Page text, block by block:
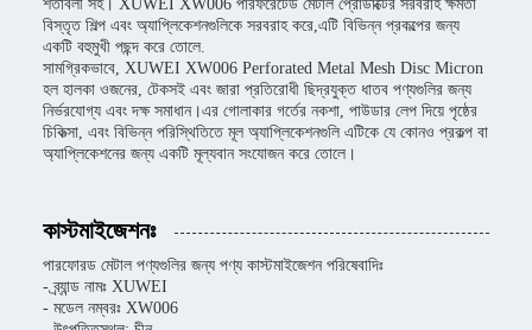
শর্তাবলী সহ। XUWEI XW006 পারফরেটেড মেটাল প্রোডাক্টের সরবরাহ ক্ষমতা
বিস্তৃত শিল্প এবং অ্যাপ্লিকেশনগুলিকে সরবরাহ করে,এটি বিভিন্ন প্রকল্পের জন্য
একটি বহুমুখী পছন্দ করে তোলে.
সামগ্রিকভাবে, XUWEI XW006 Perforated Metal Mesh Disc Micron
হল হালকা ওজনের, টেকসই এবং জারা প্রতিরোধী ছিদ্রযুক্ত ধাতব পণ্যগুলির জন্য
নির্ভরযোগ্য এবং দক্ষ সমাধান।এর গোলাকার গর্তের নকশা, পাউডার লেপ দিয়ে পৃষ্ঠের
চিকিত্সা, এবং বিভিন্ন পরিস্থিতিতে মূল অ্যাপ্লিকেশনগুলি এটিকে যে কোনও প্রকল্প বা
অ্যাপ্লিকেশনের জন্য একটি মূল্যবান সংযোজন করে তোলে।
কাস্টমাইজেশনঃ
পারফোরড মেটাল পণ্যগুলির জন্য পণ্য কাস্টমাইজেশন পরিষেবাদিঃ
- ব্র্যান্ড নামঃ XUWEI
- মডেল নম্বরঃ XW006